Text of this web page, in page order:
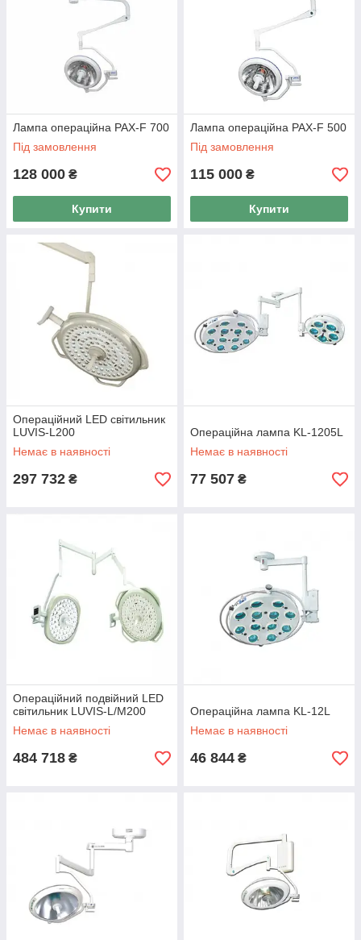
Лампа операційна PAX-F 700
Під замовлення
128 000 ₴
Купити
Лампа операційна PAX-F 500
Під замовлення
115 000 ₴
Купити
Операційний LED світильник
LUVIS-L200
Немає в наявності
297 732 ₴
Операційна лампа KL-1205L
Немає в наявності
77 507 ₴
Операційний подвійний LED
світильник LUVIS-L/M200
Немає в наявності
484 718 ₴
Операційна лампа KL-12L
Немає в наявності
46 844 ₴